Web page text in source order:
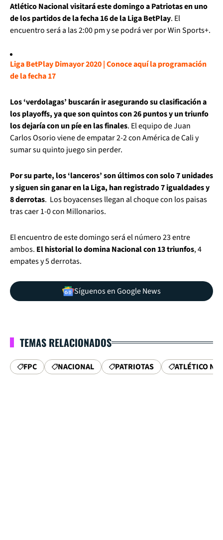
Atlético Nacional visitará este domingo a Patriotas en uno
de los partidos de la fecha 16 de la Liga BetPlay. El
encuentro será a las 2:00 pm y se podrá ver por Win Sports+.
Liga BetPlay Dimayor 2020 | Conoce aquí la programación
de la fecha 17
Los ‘verdolagas’ buscarán ir asegurando su clasificación a
los playoffs, ya que son quintos con 26 puntos y un triunfo
los dejaría con un píe en las finales. El equipo de Juan
Carlos Osorio viene de empatar 2-2 con América de Cali y
sumar su quinto juego sin perder.
Por su parte, los ‘lanceros’ son últimos con solo 7 unidades
y siguen sin ganar en la Liga, han registrado 7 igualdades y
8 derrotas. Los boyacenses llegan al choque con los paisas
tras caer 1-0 con Millonarios.
El encuentro de este domingo será el número 23 entre
ambos. El historial lo domina Nacional con 13 triunfos, 4
empates y 5 derrotas.
Síguenos en Google News
TEMAS RELACIONADOS
FPC NACIONAL PATRIOTAS ATLÉTICO